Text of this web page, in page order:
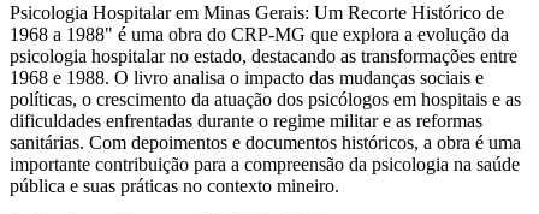
Psicologia Hospitalar em Minas Gerais: Um Recorte Histórico de
1968 a 1988" é uma obra do CRP-MG que explora a evolução da
psicologia hospitalar no estado, destacando as transformações entre
1968 e 1988. O livro analisa o impacto das mudanças sociais e
políticas, o crescimento da atuação dos psicólogos em hospitais e as
dificuldades enfrentadas durante o regime militar e as reformas
sanitárias. Com depoimentos e documentos históricos, a obra é uma
importante contribuição para a compreensão da psicologia na saúde
pública e suas práticas no contexto mineiro.